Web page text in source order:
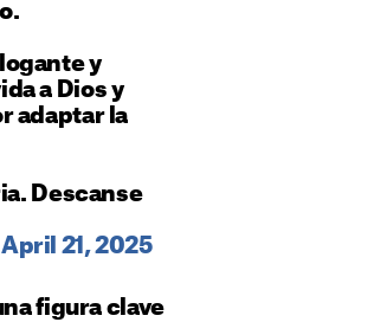
y
a Dios y
adaptar la
Descanse
April 21, 2025
figura clave